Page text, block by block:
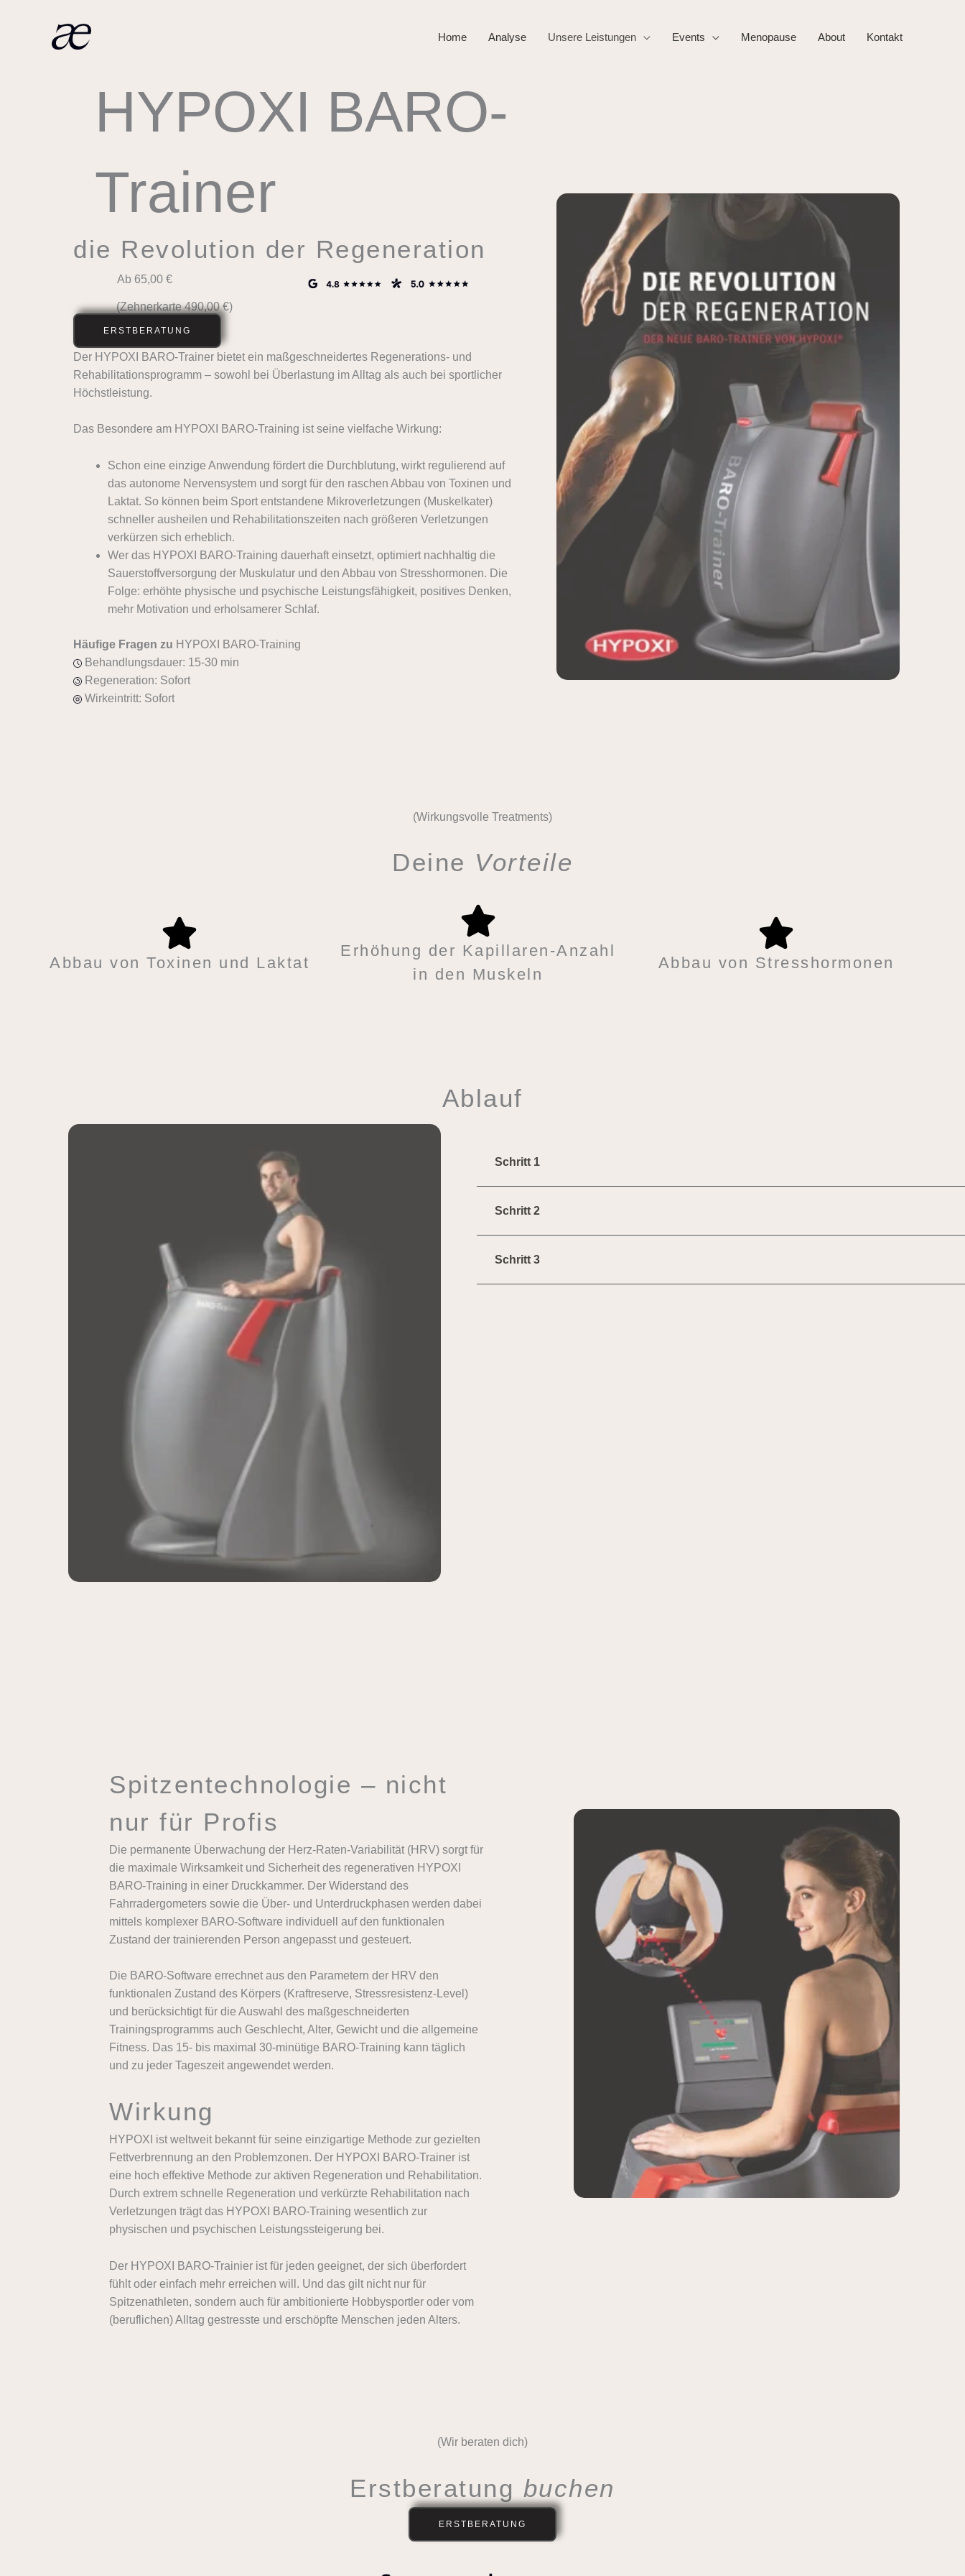
Home Analyse Unsere Leistungen Events Menopause About Kontakt
HYPOXI BARO-
Trainer
die Revolution der Regeneration
Ab 65,00 €
(Zehnerkarte 490,00 €)
ERSTBERATUNG
Der HYPOXI BARO-Trainer bietet ein maßgeschneidertes Regenerations- und
Rehabilitationsprogramm – sowohl bei Überlastung im Alltag als auch bei sportlicher
Höchstleistung.
Das Besondere am HYPOXI BARO-Training ist seine vielfache Wirkung:
Schon eine einzige Anwendung fördert die Durchblutung, wirkt regulierend auf
das autonome Nervensystem und sorgt für den raschen Abbau von Toxinen und
Laktat. So können beim Sport entstandene Mikroverletzungen (Muskelkater)
schneller ausheilen und Rehabilitationszeiten nach größeren Verletzungen
verkürzen sich erheblich.
Wer das HYPOXI BARO-Training dauerhaft einsetzt, optimiert nachhaltig die
Sauerstoffversorgung der Muskulatur und den Abbau von Stresshormonen. Die
Folge: erhöhte physische und psychische Leistungsfähigkeit, positives Denken,
mehr Motivation und erholsamerer Schlaf.
Häufige Fragen zu HYPOXI BARO-Training
Behandlungsdauer: 15-30 min
Regeneration: Sofort
Wirkeintritt: Sofort
(Wirkungsvolle Treatments)
Deine Vorteile
Abbau von Toxinen und Laktat
Erhöhung der Kapillaren-Anzahl
in den Muskeln
Abbau von Stresshormonen
Ablauf
Schritt 1
Schritt 2
Schritt 3
Spitzentechnologie – nicht
nur für Profis
Die permanente Überwachung der Herz-Raten-Variabilität (HRV) sorgt für
die maximale Wirksamkeit und Sicherheit des regenerativen HYPOXI
BARO-Training in einer Druckkammer. Der Widerstand des
Fahrradergometers sowie die Über- und Unterdruckphasen werden dabei
mittels komplexer BARO-Software individuell auf den funktionalen
Zustand der trainierenden Person angepasst und gesteuert.
Die BARO-Software errechnet aus den Parametern der HRV den
funktionalen Zustand des Körpers (Kraftreserve, Stressresistenz-Level)
und berücksichtigt für die Auswahl des maßgeschneiderten
Trainingsprogramms auch Geschlecht, Alter, Gewicht und die allgemeine
Fitness. Das 15- bis maximal 30-minütige BARO-Training kann täglich
und zu jeder Tageszeit angewendet werden.
Wirkung
HYPOXI ist weltweit bekannt für seine einzigartige Methode zur gezielten
Fettverbrennung an den Problemzonen. Der HYPOXI BARO-Trainer ist
eine hoch effektive Methode zur aktiven Regeneration und Rehabilitation.
Durch extrem schnelle Regeneration und verkürzte Rehabilitation nach
Verletzungen trägt das HYPOΧΙ BARO-Training wesentlich zur
physischen und psychischen Leistungssteigerung bei.
Der HYPOXI BARO-Trainier ist für jeden geeignet, der sich überfordert
fühlt oder einfach mehr erreichen will. Und das gilt nicht nur für
Spitzenathleten, sondern auch für ambitionierte Hobbysportler oder vom
(beruflichen) Alltag gestresste und erschöpfte Menschen jeden Alters.
(Wir beraten dich)
Erstberatung buchen
ERSTBERATUNG